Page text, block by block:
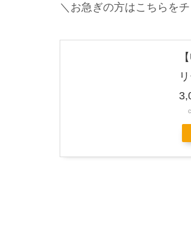
＼お急ぎの方はこちらを